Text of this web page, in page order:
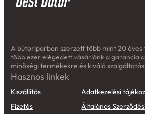
A bútoriparban szerzett több mint 20 éves
több ezer elégedett vásárlónk a garancia
minőségi termékekre és kiváló
Hasznos linkek
Kiszállítás
Fizetés
Adatkezelési
Általános